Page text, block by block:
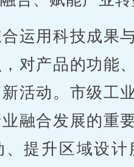
运用科技成果
对产品的功能
活动。市级工
融合发展的重
、提升区域设